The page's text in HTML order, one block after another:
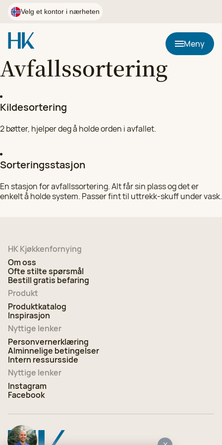
Hopp
Velg et kontor i nærheten
Postnummer
HK Kjøkkenfornying i Østfold
90 02 24 98
HK Kjøkkenfornying i Førde, Florø og Sogndal
HK Kjøkkenfornying i Agder
HK Kjøkkenfornying i Viken
924 25 118
HK Kjøkkenfornying i Telemark
92 06 90 96
HK Kjøkkenfornying i Innlandet
97 05 31 57
HK Kjøkkenfornying i Vestfold
92 06 90 96
Velg
Meny
Avfallssortering
Kildesortering
2 bøtter, hjelper deg å holde orden i avfallet.
Sorteringsstasjon
En stasjon for avfallssortering. Alt får sin plass og det er
enkelt å holde system. Passer fint til uttrekk-skuff under vask.
HK Kjøkkenfornying
Om oss
Ofte stilte spørsmål
Bestill gratis befaring
Produkt
Produktkatalog
Inspirasjon
Nyttige lenker
Personvernerklæring
Alminnelige betingelser
Intern ressursside
Nyttige lenker
Instagram
Facebook